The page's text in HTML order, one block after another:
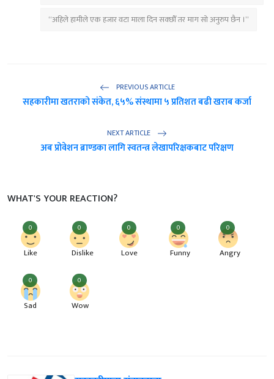
“अहिले हामीले एक हजार वटा माला दिन सक्छौँ तर माग सो अनुरुप छैन ।”
PREVIOUS ARTICLE
सहकारीमा खतराको संकेत, ६५% संस्थामा ५ प्रतिशत बढी खराब कर्जा
NEXT ARTICLE
अब प्रोवेशन ब्राण्डका लागि स्वतन्त्र लेखापरिक्षकबाट परिक्षण
WHAT'S YOUR REACTION?
0
Like
0
Dislike
0
Love
0
Funny
0
Angry
0
Sad
0
Wow